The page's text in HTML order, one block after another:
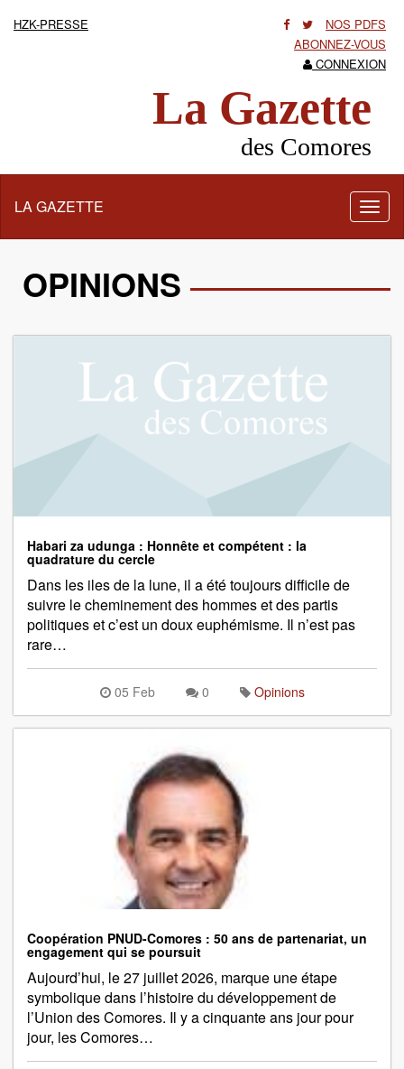
HZK-PRESSE
NOS PDFS
ABONNEZ-VOUS
CONNEXION
La Gazette
des Comores
la
LA GAZETTE
OPINIONS
Habari za udunga : Honnête et compétent : la
quadrature du cercle
Dans les iles de la lune, il a été toujours difficile de
suivre le cheminement des hommes et des partis
politiques et c’est un doux euphémisme. Il n’est pas
rare…
05 Feb 0 Opinions
Coopération PNUD-Comores : 50 ans de partenariat, un
engagement qui se poursuit
Aujourd’hui, le 27 juillet 2026, marque une étape
symbolique dans l’histoire du développement de
l’Union des Comores. Il y a cinquante ans jour pour
jour, les Comores…